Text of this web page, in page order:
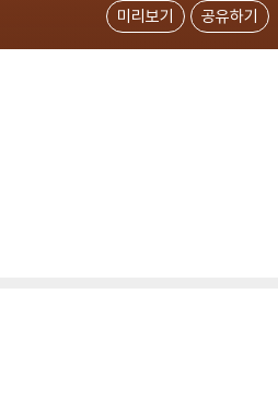
미리보기 공유하기